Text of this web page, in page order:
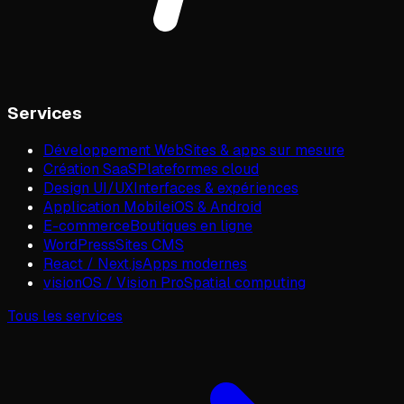
Services
Développement WebSites & apps sur mesure
Création SaaSPlateformes cloud
Design UI/UXInterfaces & expériences
Application MobileiOS & Android
E-commerceBoutiques en ligne
WordPressSites CMS
React / Next.jsApps modernes
visionOS / Vision ProSpatial computing
Tous les services